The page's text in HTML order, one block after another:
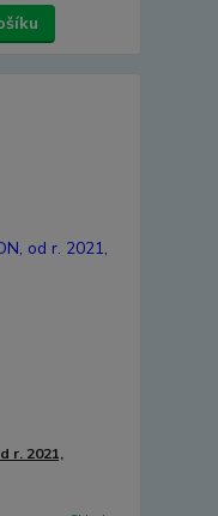
r. 2021,